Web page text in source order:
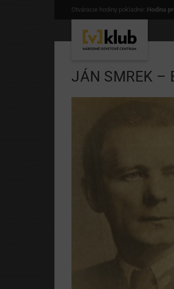
Otváracie hodiny pokladne: Hodina
JÁN SMREK –